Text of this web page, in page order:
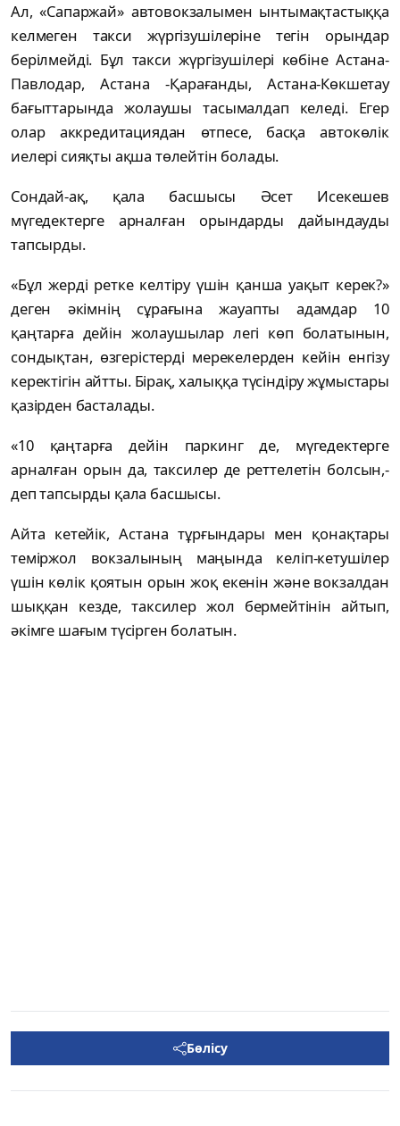
Ал, «Сапаржай» автовокзалымен ынтымақтастыққа
келмеген такси жүргізушілеріне тегін орындар
берілмейді. Бұл такси жүргізушілері көбіне Астана-
Павлодар, Астана -Қарағанды, Астана-Көкшетау
бағыттарында жолаушы тасымалдап келеді. Егер
олар аккредитациядан өтпесе, басқа автокөлік
иелері сияқты ақша төлейтін болады.
Сондай-ақ, қала басшысы Әсет Исекешев
мүгедектерге арналған орындарды дайындауды
тапсырды.
«Бұл жерді ретке келтіру үшін қанша уақыт керек?»
деген әкімнің сұрағына жауапты адамдар 10
қаңтарға дейін жолаушылар легі көп болатынын,
сондықтан, өзгерістерді мерекелерден кейін енгізу
керектігін айтты. Бірақ, халыққа түсіндіру жұмыстары
қазірден басталады.
«10 қаңтарға дейін паркинг де, мүгедектерге
арналған орын да, таксилер де реттелетін болсын,-
деп тапсырды қала басшысы.
Айта кетейік, Астана тұрғындары мен қонақтары
теміржол вокзалының маңында келіп-кетушілер
үшін көлік қоятын орын жоқ екенін және вокзалдан
шыққан кезде, таксилер жол бермейтінін айтып,
әкімге шағым түсірген болатын.
Бөлісу